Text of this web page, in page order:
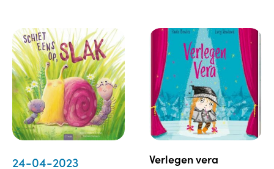
24-04-2023 verlegen vera